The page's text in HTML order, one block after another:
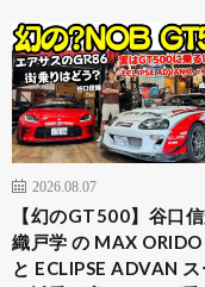
2026.08.07
【幻のGT500】谷口
織戸学 の MAX
と ECLIPSE ADVAN